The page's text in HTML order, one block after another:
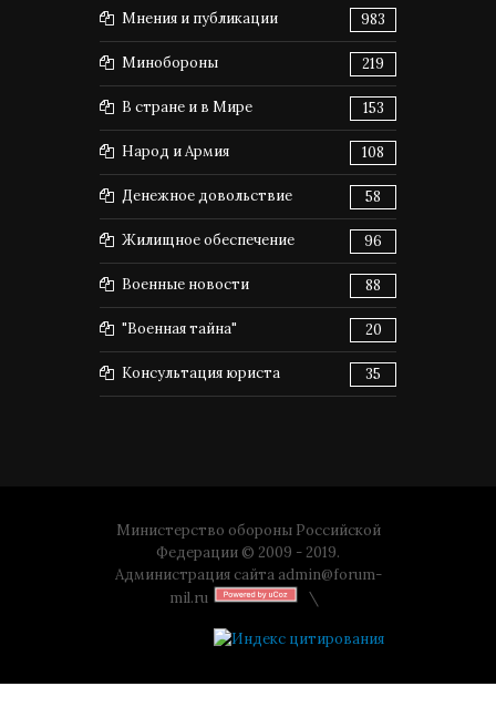
Мнения и публикации 983
Минобороны 219
В стране и в Мире 153
Народ и Армия 108
Денежное довольствие 58
Жилищное обеспечение 96
Военные новости 88
"Военная тайна" 20
Консультация юриста 35
Министерство обороны Российской
Федерации © 2009 - 2019.
Администрация сайта admin@forum-
mil.ru